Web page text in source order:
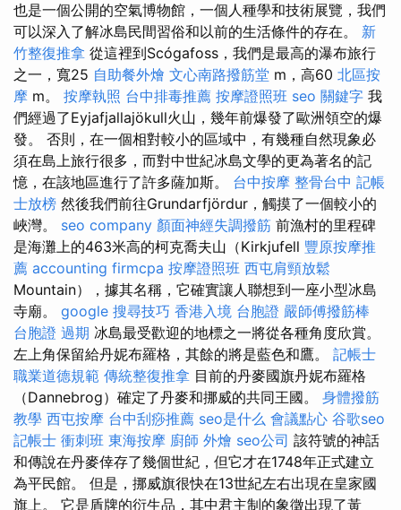
也是一個公開的空氣博物館，一個人種學和技術展覽，我們
可以深入了解冰島民間習俗和以前的生活條件的存在。 新
竹整復推拿 從這裡到Scógafoss，我們是最高的瀑布旅行
之一，寬25 自助餐外燴 文心南路撥筋堂 m，高60 北區按
摩 m。 按摩執照 台中排毒推薦 按摩證照班 seo 關鍵字 我
們經過了Eyjafjallajökull火山，幾年前爆發了歐洲領空的爆
發。 否則，在一個相對較小的區域中，有幾種自然現象必
須在島上旅行很多，而對中世紀冰島文學的更為著名的記
憶，在該地區進行了許多薩加斯。 台中按摩 整骨台中 記帳
士放榜 然後我們前往Grundarfjördur，觸摸了一個較小的
峽灣。 seo company 顏面神經失調撥筋 前漁村的里程碑
是海灘上的463米高的柯克喬夫山（Kirkjufell 豐原按摩推
薦 accounting firmcpa 按摩證照班 西屯肩頸放鬆
Mountain），據其名稱，它確實讓人聯想到一座小型冰島
寺廟。 google 搜尋技巧 香港入境 台胞證 嚴師傅撥筋棒
台胞證 過期 冰島最受歡迎的地標之一將從各種角度欣賞。
左上角保留給丹妮布羅格，其餘的將是藍色和鷹。 記帳士
職業道德規範 傳統整復推拿 目前的丹麥國旗丹妮布羅格
（Dannebrog）確定了丹麥和挪威的共同王國。 身體撥筋
教學 西屯按摩 台中刮痧推薦 seo是什么 會議點心 谷歌seo
記帳士 衝刺班 東海按摩 廚師 外燴 seo公司 該符號的神話
和傳說在丹麥倖存了幾個世紀，但它才在1748年正式建立
為平民館。 但是，挪威旗很快在13世紀左右出現在皇家國
旗上。 它是盾牌的衍生品，其中君主制的象徵出現了黃